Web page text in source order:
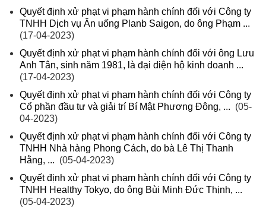
Quyết định xử phạt vi phạm hành chính đối với Công ty
TNHH Dịch vụ Ăn uống Planb Saigon, do ông Phạm ...
(17-04-2023)
Quyết định xử phạt vi phạm hành chính đối với ông Lưu
Anh Tân, sinh năm 1981, là đại diện hộ kinh doanh ...
(17-04-2023)
Quyết định xử phạt vi phạm hành chính đối với Công ty
Cổ phần đầu tư và giải trí Bí Mật Phương Đông, ... (05-
04-2023)
Quyết định xử phạt vi phạm hành chính đối với Công ty
TNHH Nhà hàng Phong Cách, do bà Lê Thị Thanh
Hằng, ... (05-04-2023)
Quyết định xử phạt vi phạm hành chính đối với Công ty
TNHH Healthy Tokyo, do ông Bùi Minh Đức Thịnh, ...
(05-04-2023)